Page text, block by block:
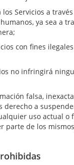
los Servicios a
ya sea a
con fines
no infringirá
falsa,
derecho a
uso actual o
parte de los